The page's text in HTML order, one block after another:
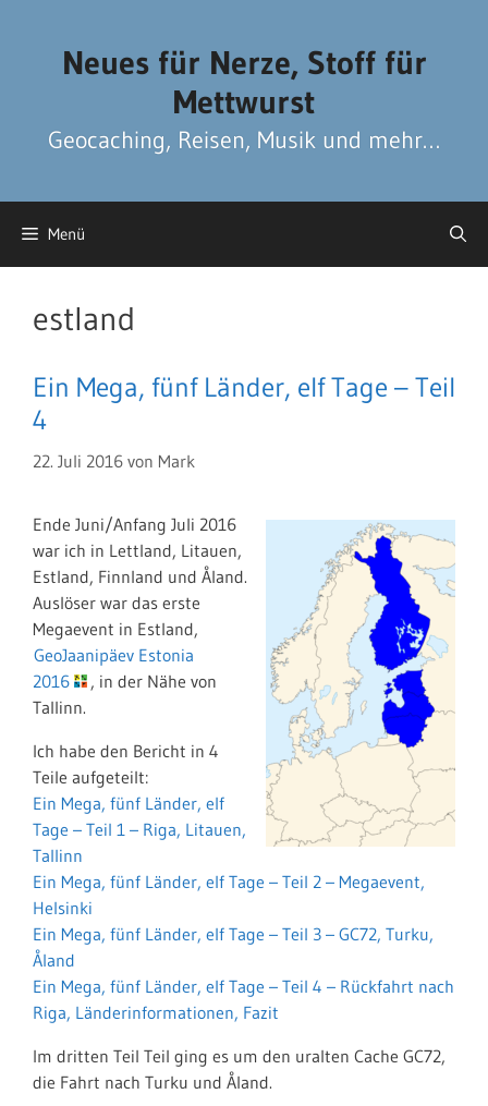
Neues für Nerze, Stoff für
Mettwurst
Geocaching, Reisen, Musik und mehr…
Menü
estland
Ein Mega, fünf Länder, elf Tage – Teil
4
22. Juli 2016 von Mark
Ende Juni/Anfang Juli 2016
war ich in Lettland, Litauen,
Estland, Finnland und Åland.
Auslöser war das erste
Megaevent in Estland,
GeoJaanipäev Estonia
2016
, in der Nähe von
Tallinn.
Ich habe den Bericht in 4
Teile aufgeteilt:
Ein Mega, fünf Länder, elf
Tage – Teil 1 – Riga, Litauen,
Tallinn
Ein Mega, fünf Länder, elf Tage – Teil 2 – Megaevent,
Helsinki
Ein Mega, fünf Länder, elf Tage – Teil 3 – GC72, Turku,
Åland
Ein Mega, fünf Länder, elf Tage – Teil 4 – Rückfahrt nach
Riga, Länderinformationen, Fazit
Im dritten Teil Teil ging es um den uralten Cache GC72,
die Fahrt nach Turku und Åland.